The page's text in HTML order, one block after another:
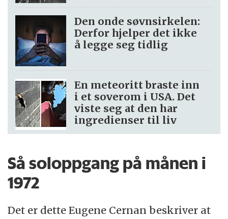
Den onde søvnsirkelen:
Derfor hjelper det ikke
å legge seg tidlig
En meteoritt braste inn
i et soverom i USA. Det
viste seg at den har
ingredienser til liv
Så soloppgang på månen i
1972
Det er dette Eugene Cernan beskriver at